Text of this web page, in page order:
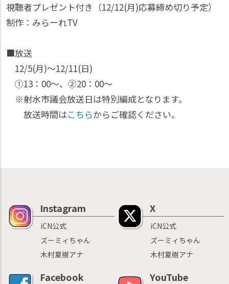
視聴者プレゼント付き（12/12(月)応募締め切り予定）
制作：みらーれTV
■放送
12/5(月)〜12/11(日)
①13：00〜、②20：00〜
※射水市議会放送日は特別編成となります。
放送時間はこちらからご確認ください。
Instagram
iCN公式
ズーミィちゃん
木村夏樹アナ
X
iCN公式
ズーミィちゃん
木村夏樹アナ
Facebook YouTube